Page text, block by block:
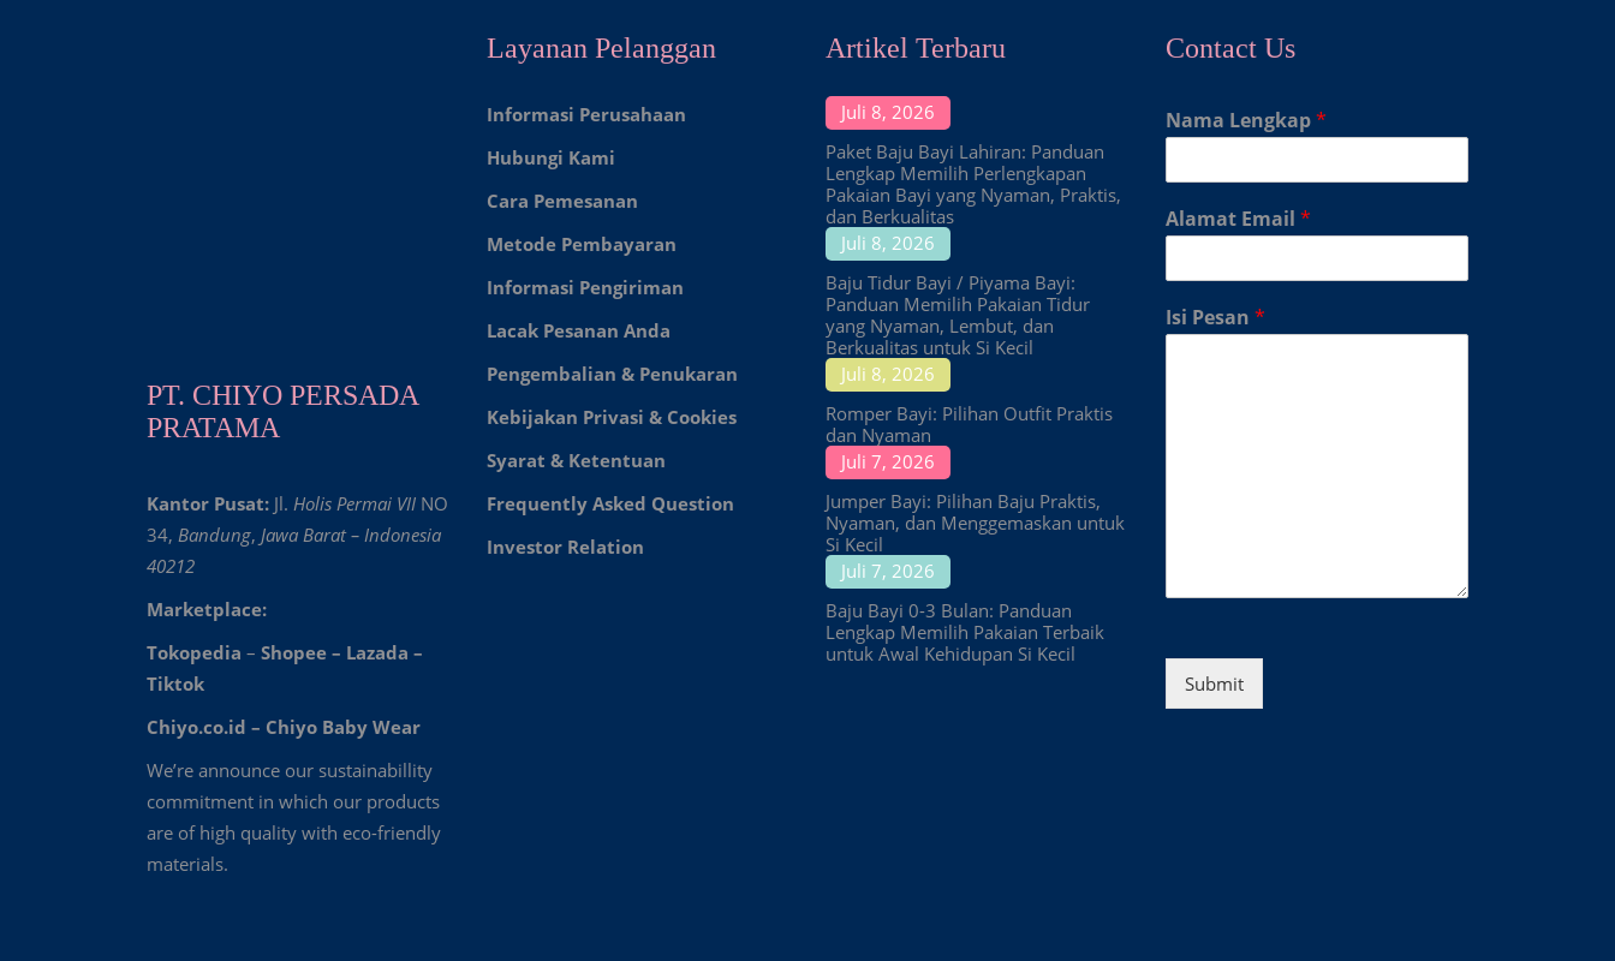
PT. CHIYO PERSADA
PRATAMA
Kantor Pusat: Jl. Holis Permai VII NO
34, Bandung, Jawa Barat – Indonesia
40212
Marketplace:
Tokopedia – Shopee – Lazada –
Tiktok
Chiyo.co.id – Chiyo Baby Wear
We’re announce our sustainabillity
commitment in which our products
are of high quality with eco-friendly
materials.
Layanan Pelanggan
Informasi Perusahaan
Hubungi Kami
Cara Pemesanan
Metode Pembayaran
Informasi Pengiriman
Lacak Pesanan Anda
Pengembalian & Penukaran
Kebijakan Privasi & Cookies
Syarat & Ketentuan
Frequently Asked Question
Investor Relation
Artikel Terbaru
Juli 8, 2026
Paket Baju Bayi Lahiran: Panduan
Lengkap Memilih Perlengkapan
Pakaian Bayi yang Nyaman, Praktis,
dan Berkualitas
Juli 8, 2026
Baju Tidur Bayi / Piyama Bayi:
Panduan Memilih Pakaian Tidur
yang Nyaman, Lembut, dan
Berkualitas untuk Si Kecil
Juli 8, 2026
Romper Bayi: Pilihan Outfit Praktis
dan Nyaman
Juli 7, 2026
Jumper Bayi: Pilihan Baju Praktis,
Nyaman, dan Menggemaskan untuk
Si Kecil
Juli 7, 2026
Baju Bayi 0-3 Bulan: Panduan
Lengkap Memilih Pakaian Terbaik
untuk Awal Kehidupan Si Kecil
Contact Us
Nama Lengkap*
Alamat Email *
Isi Pesan *
Submit